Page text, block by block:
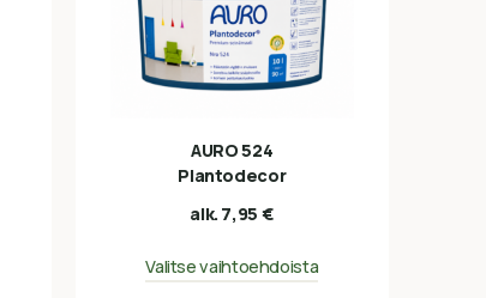
AURO 524
Plantodecor
alk. 7,95 €
Valitse vaihtoehdoista